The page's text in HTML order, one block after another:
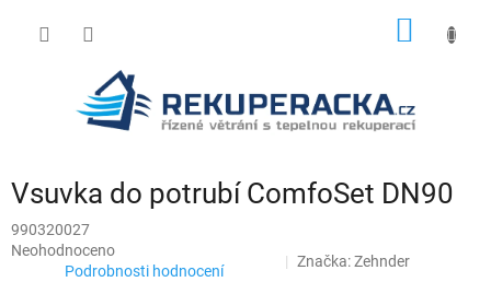
Vsuvka do potrubí ComfoSet DN90
990320027
Průměrné
hodnocení
Neohodnoceno
Podrobnosti hodnocení
Značka:Zehnder